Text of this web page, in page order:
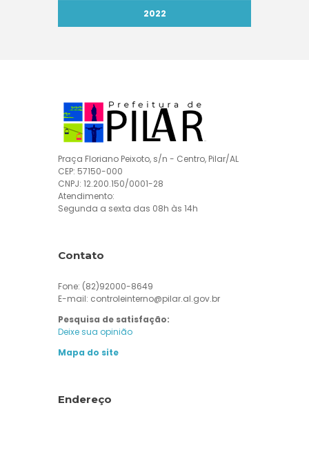
2022
Praça Floriano Peixoto, s/n - Centro, Pilar/AL
CEP: 57150-000
CNPJ: 12.200.150/0001-28
Atendimento:
Segunda a sexta das 08h às 14h
Contato
Fone: (82)92000-8649
E-mail: controleinterno@pilar.al.gov.br
Pesquisa de satisfação:
Deixe sua opinião
Mapa do site
Endereço